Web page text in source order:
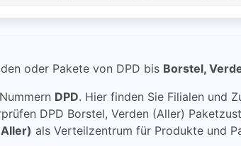
oder Pakete von DPD bis Borstel,
DPD. Hier finden Sie Filialen und
DPD Borstel, Verden (Aller)
als Verteilzentrum für Produkte und